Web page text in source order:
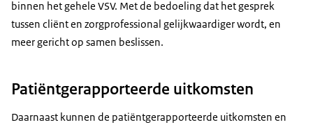
binnen het gehele VSV. Met de bedoeling dat het gesprek
tussen cliënt en zorgprofessional gelijkwaardiger wordt, en
meer gericht op samen beslissen.
Patiëntgerapporteerde uitkomsten
Daarnaast kunnen de patiëntgerapporteerde uitkomsten en